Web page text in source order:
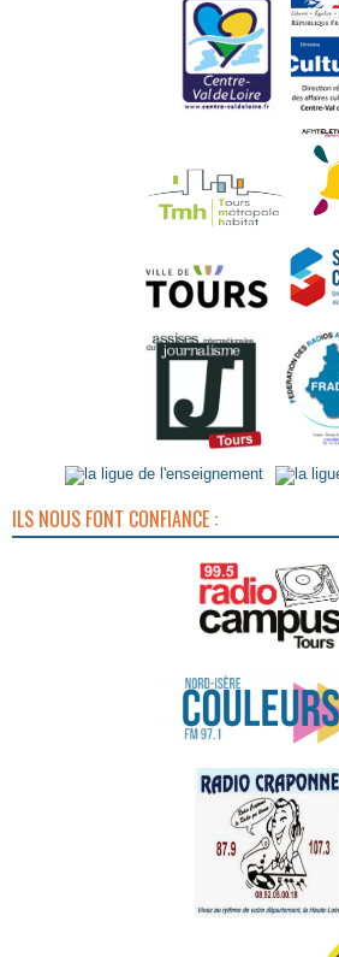
ILS NOUS FONT CONFIANCE :